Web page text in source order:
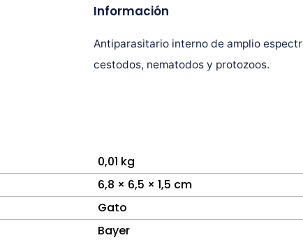
Información
Antiparasitario interno de amplio
cestodos, nematodos y protozoos.
0,01 kg
6,8 × 6,5 × 1,5 cm
Gato
Bayer